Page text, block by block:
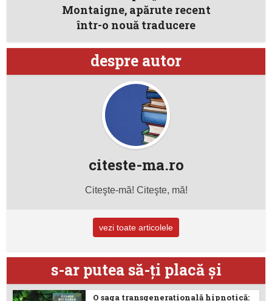
Montaigne, apărute recent
într-o nouă traducere
despre autor
citeste-ma.ro
Citeşte-mă! Citeşte, mă!
vezi toate articolele
s-ar putea să-ţi placă şi
O saga transgenerațională hipnotică: